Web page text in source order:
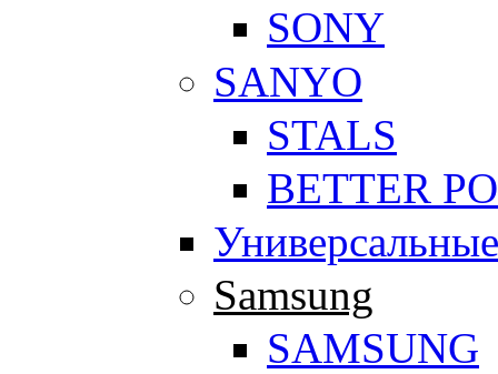
SONY
SANYO
STALS
BETTER
Универсальные
Samsung
SAMSUNG